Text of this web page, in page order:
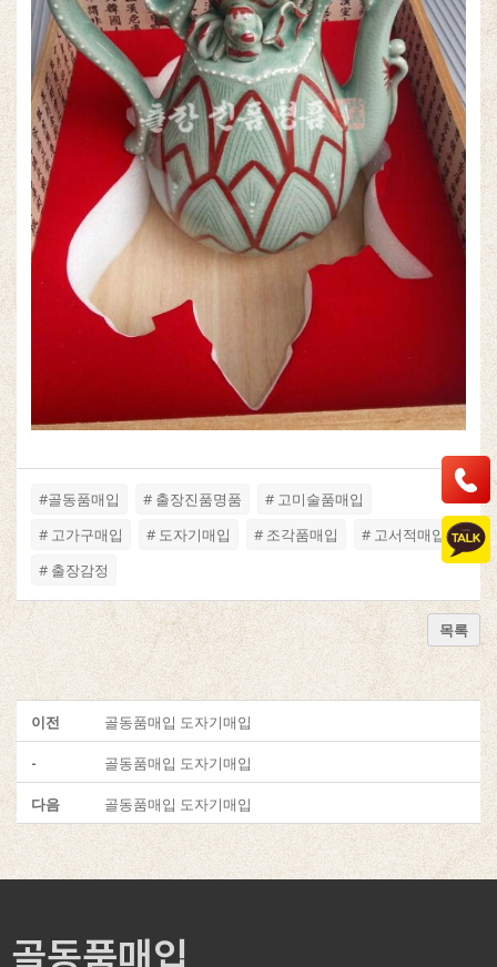
#골동품매입 # 출장진품명품
# 고미술품매입
# 고가구매입
# 도자기매입 # 조각품매입
# 고서적매입
# 출장감정
목록
이전 골동품매입 도자기매입
- 골동품매입 도자기매입
다음 골동품매입 도자기매입
골동품매입